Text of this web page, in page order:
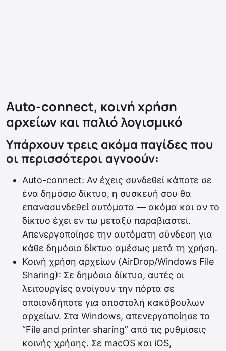
Auto-connect, κοινή χρήση
αρχείων και παλιό λογισμικό
Υπάρχουν τρεις ακόμα παγίδες που
οι περισσότεροι αγνοούν:
Auto-connect: Αν έχεις συνδεθεί κάποτε σε
ένα δημόσιο δίκτυο, η συσκευή σου θα
επανασυνδεθεί αυτόματα — ακόμα και αν το
δίκτυο έχει εν τω μεταξύ παραβιαστεί.
Απενεργοποίησε την αυτόματη σύνδεση για
κάθε δημόσιο δίκτυο αμέσως μετά τη χρήση.
Κοινή χρήση αρχείων (AirDrop/Windows File
Sharing): Σε δημόσιο δίκτυο, αυτές οι
λειτουργίες ανοίγουν την πόρτα σε
οποιονδήποτε για αποστολή κακόβουλων
αρχείων. Στα Windows, απενεργοποίησε το
“File and printer sharing” από τις ρυθμίσεις
κοινής χρήσης. Σε macOS και iOS,